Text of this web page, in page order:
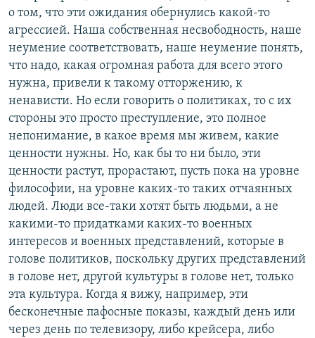
о том, что эти ожидания обернулись какой-то
агрессией. Наша собственная несвободность, наше
неумение соответствовать, наше неумение понять,
что надо, какая огромная работа для всего этого
нужна, привели к такому отторжению, к
ненависти. Но если говорить о политиках, то с их
стороны это просто преступление, это полное
непонимание, в какое время мы живем, какие
ценности нужны. Но, как бы то ни было, эти
ценности растут, прорастают, пусть пока на уровне
философии, на уровне каких-то таких отчаянных
людей. Люди все-таки хотят быть людьми, а не
какими-то придатками каких-то военных
интересов и военных представлений, которые в
голове политиков, поскольку других представлений
в голове нет, другой культуры в голове нет, только
эта культура. Когда я вижу, например, эти
бесконечные пафосные показы, каждый день или
через день по телевизору, либо крейсера, либо